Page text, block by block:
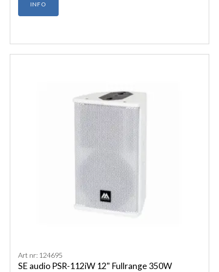
INFO
Art nr: 124695
SE audio PSR-112iW 12" Fullrange 350W